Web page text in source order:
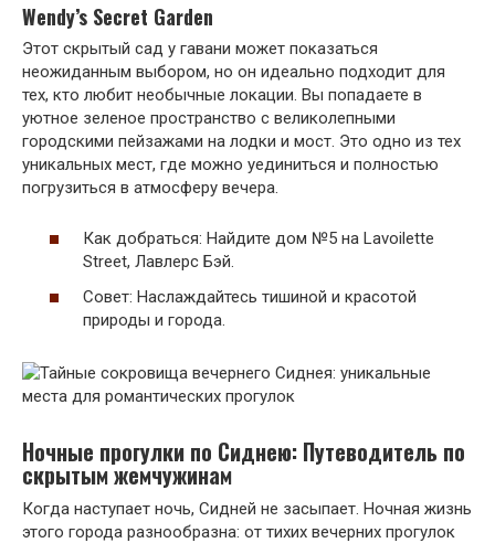
Wendy’s Secret Garden
Этот скрытый сад у гавани может показаться
неожиданным выбором, но он идеально подходит для
тех, кто любит необычные локации. Вы попадаете в
уютное зеленое пространство с великолепными
городскими пейзажами на лодки и мост. Это одно из тех
уникальных мест, где можно уединиться и полностью
погрузиться в атмосферу вечера.
Как добраться: Найдите дом №5 на Lavoilette
Street, Лавлерс Бэй.
Совет: Наслаждайтесь тишиной и красотой
природы и города.
Ночные прогулки по Сиднею: Путеводитель по
скрытым жемчужинам
Когда наступает ночь, Сидней не засыпает. Ночная жизнь
этого города разнообразна: от тихих вечерних прогулок